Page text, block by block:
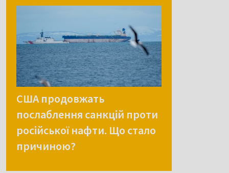
США продовжать
послаблення санкцій проти
російської нафти. Що стало
причиною?